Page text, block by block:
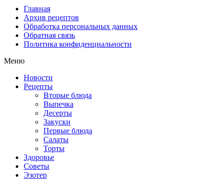
Главная
Архив рецептов
Обработка персональных данных
Обратная связь
Политика конфиденциальности
Меню
Новости
Рецепты
Вторые блюда
Выпечка
Десерты
Закуски
Первые блюда
Салаты
Торты
Здоровье
Советы
Эзотер